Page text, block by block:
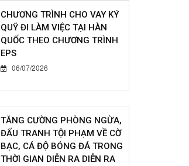
CHƯƠNG TRÌNH CHO VAY KÝ
QUỸ ĐI LÀM VIỆC TẠI HÀN
QUỐC THEO CHƯƠNG TRÌNH
EPS
06/07/2026
TĂNG CƯỜNG PHÒNG NGỪA,
ĐẤU TRANH TỘI PHẠM VỀ CỜ
BẠC, CÁ ĐỘ BÓNG ĐÁ TRONG
THỜI GIAN DIỄN RA DIỄN RA